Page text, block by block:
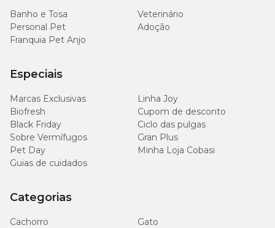
Banho e Tosa
Veterinário
Personal Pet
Adoção
Franquia Pet Anjo
Especiais
Marcas Exclusivas
Linha Joy
Biofresh
Cupom de desconto
Black Friday
Ciclo das pulgas
Sobre Vermífugos
Gran Plus
Pet Day
Minha Loja Cobasi
Guias de cuidados
Categorias
Cachorro
Gato